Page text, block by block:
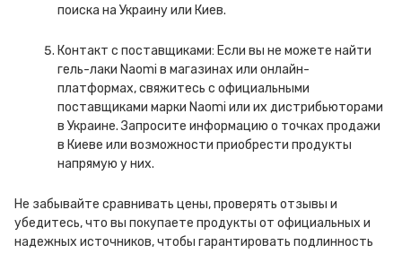
поиска на Украину или Киев.
Контакт с поставщиками: Если вы не можете найти
гель-лаки Naomi в магазинах или онлайн-
платформах, свяжитесь с официальными
поставщиками марки Naomi или их дистрибьюторами
в Украине. Запросите информацию о точках продажи
в Киеве или возможности приобрести продукты
напрямую у них.
Не забывайте сравнивать цены, проверять отзывы и
убедитесь, что вы покупаете продукты от официальных и
надежных источников, чтобы гарантировать подлинность